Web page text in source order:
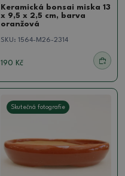
Keramická bonsai miska 13
x 9,5 x 2,5 cm, barva
oranžová
SKU: 1564-M26-2314
190 Kč
Skutečná fotografie